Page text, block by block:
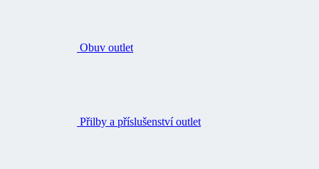
Obuv outlet
Přilby a příslušenství outlet